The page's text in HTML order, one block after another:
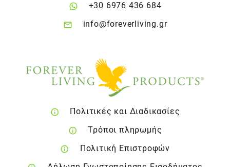
+30 6976 436 684
info@foreverliving.gr
Πολιτικές και Διαδικασίες
Τρόποι πληρωμής
Πολιτική Επιστροφών